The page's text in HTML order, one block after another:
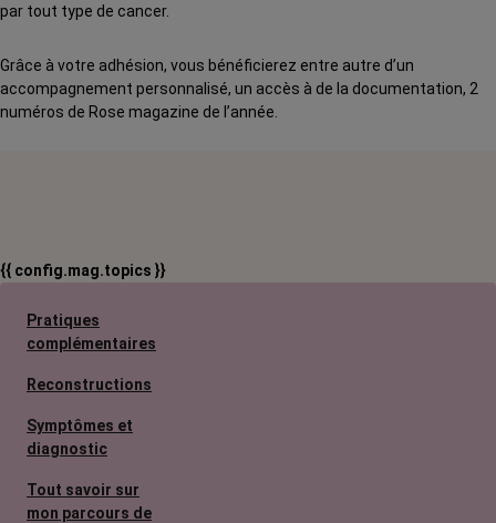
par tout type de cancer.
Grâce à votre adhésion, vous bénéficierez entre autre d’un
accompagnement personnalisé, un accès à de la documentation, 2
numéros de Rose magazine de l’année.
{{ config.mag.topics }}
Pratiques
complémentaires
Reconstructions
Symptômes et
diagnostic
Tout savoir sur
mon parcours de